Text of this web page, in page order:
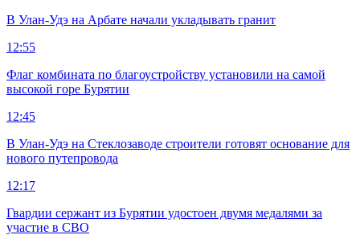
В Улан-Удэ на Арбате начали укладывать гранит
12:55
Флаг комбината по благоустройству установили на самой
высокой горе Бурятии
12:45
В Улан-Удэ на Стеклозаводе строители готовят основание для
нового путепровода
12:17
Гвардии сержант из Бурятии удостоен двумя медалями за
участие в СВО